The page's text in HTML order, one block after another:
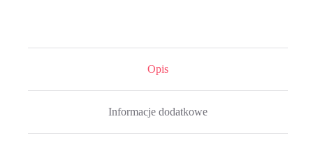
Opis
Informacje dodatkowe